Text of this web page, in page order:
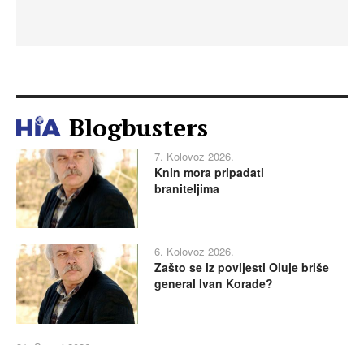
Blogbusters
7. Kolovoz 2026.
Knin mora pripadati
braniteljima
6. Kolovoz 2026.
Zašto se iz povijesti Oluje briše
general Ivan Korade?